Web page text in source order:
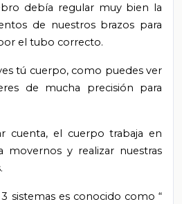
debía regular muy bien la
de nuestros brazos para
el tubo correcto.
tú cuerpo, como puedes ver
de mucha precisión para
cuenta, el cuerpo trabaja en
movernos y realizar nuestras
sistemas es conocido como “